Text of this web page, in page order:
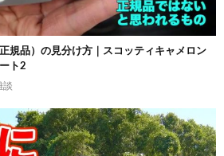
規品）の見分け方｜スコッティキャメロン
ト2
談